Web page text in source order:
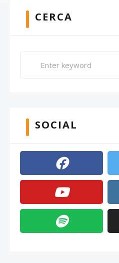
CERCA
SOCIAL